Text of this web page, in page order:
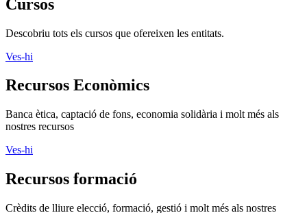
Cursos
Descobriu tots els cursos que ofereixen les entitats.
Ves-hi
Recursos Econòmics
Banca ètica, captació de fons, economia solidària i molt més als
nostres recursos
Ves-hi
Recursos formació
Crèdits de lliure elecció, formació, gestió i molt més als nostres